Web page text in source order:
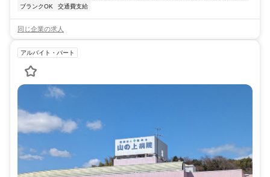
ブランクOK
交通費支給
同じ企業の求人
アルバイト・パート